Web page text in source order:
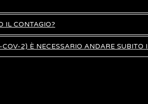
IL CONTAGIO?
2) È NECESSARIO ANDARE SUBITO